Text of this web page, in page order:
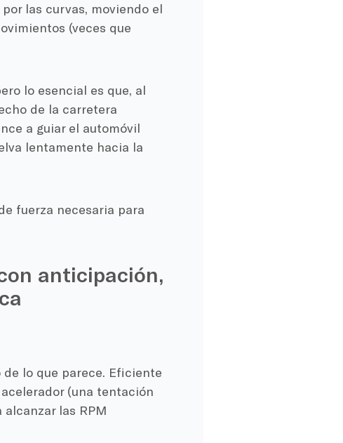
las curvas, moviendo el
(veces que
lo esencial es que, al
de la carretera
a guiar el automóvil
lentamente hacia la
fuerza necesaria para
anticipación,
lo que parece. Eficiente
(una tentación
las RPM